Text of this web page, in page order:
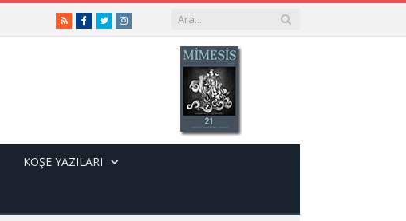
RSSFacebook
TwitterInstagram
KÖŞE YAZILARI